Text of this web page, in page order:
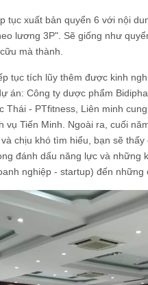
tục xuất bản quyển 6 với nội
lương 3P". Sẽ giống như
mà thành.
tục tích lũy thêm được kinh
án: Công ty dược phẩm
Thái - PTfitness, Liên minh
vụ Tiến Minh. Ngoài ra, cuối
chịu khó tìm hiểu, bạn sẽ
đánh dấu năng lực và những
nghiệp - startup) đến những